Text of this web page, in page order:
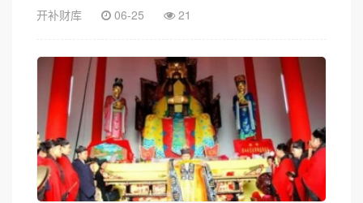
开补财库
06-25 21